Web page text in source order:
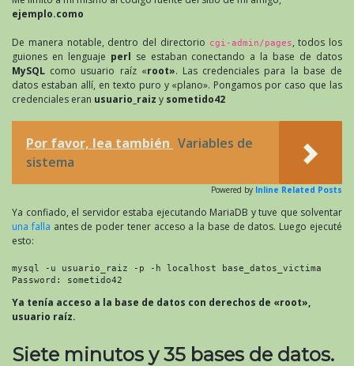
ejemplo.como
De manera notable, dentro del directorio cgi-admin/pages, todos los
guiones en lenguaje perl se estaban conectando a la base de datos
MySQL como usuario raíz «root». Las credenciales para la base de
datos estaban allí, en texto puro y «plano». Pongamos por caso que las
credenciales eran usuario_raiz y sometido42
Por favor, lea también Variables de
sistema
Powered by Inline Related Posts
Ya confiado, el servidor estaba ejecutando MariaDB y tuve que solventar
una falla antes de poder tener acceso a la base de datos. Luego ejecuté
esto:
mysql -u usuario_raiz -p -h localhost base_datos_victima
Password: sometido42
Ya tenía acceso a la base de datos con derechos de «root»,
usuario raíz.
Siete minutos y 35 bases de datos.